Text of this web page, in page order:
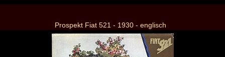
Prospekt Fiat 521 - 1930 - englisch